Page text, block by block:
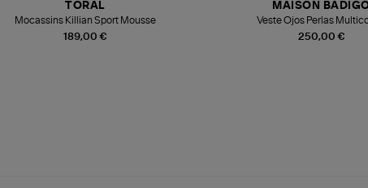
189,00 €
TORAL
Mocassins Killian Sport Mousse
250,00 €
MAISON
Veste Ojos Perlas